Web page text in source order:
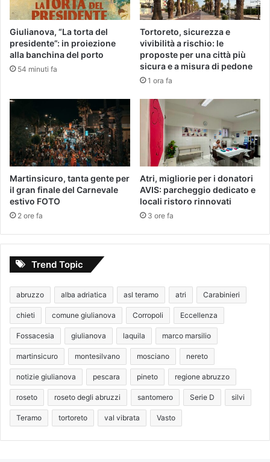
Giulianova, “La torta del
presidente”: in proiezione
alla banchina del porto
54 minuti fa
Tortoreto, sicurezza e
vivibilità a rischio: le
proposte per una città più
sicura e a misura di pedone
1 ora fa
Martinsicuro, tanta gente per
il gran finale del Carnevale
estivo FOTO
2 ore fa
Atri, migliorie per i donatori
AVIS: parcheggio dedicato e
locali ristoro rinnovati
3 ore fa
Trend Topic
abruzzo alba adriatica asl teramo atri Carabinieri
chieti comune giulianova Corropoli Eccellenza
Fossacesia giulianova laquila marco marsilio
martinsicuro montesilvano mosciano nereto
notizie giulianova pescara pineto regione abruzzo
roseto roseto degli abruzzi santomero Serie D silvi
Teramo tortoreto val vibrata Vasto